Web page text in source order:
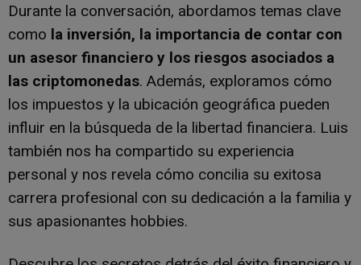
Durante la conversación, abordamos temas clave
como la inversión, la importancia de contar con
un asesor financiero y los riesgos asociados a
las criptomonedas. Además, exploramos cómo
los impuestos y la ubicación geográfica pueden
influir en la búsqueda de la libertad financiera. Luis
también nos ha compartido su experiencia
personal y nos revela cómo concilia su exitosa
carrera profesional con su dedicación a la familia y
sus apasionantes hobbies.